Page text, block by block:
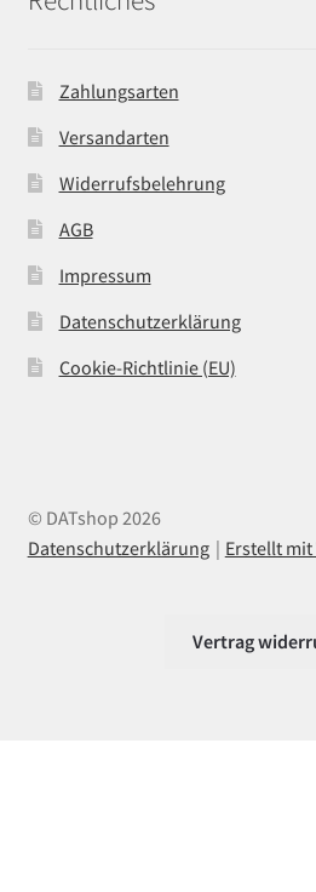
Zahlungsarten
Versandarten
Widerrufsbelehrung
AGB
Impressum
Datenschutzerklärung
Cookie-Richtlinie (EU)
© DATshop 2026
Datenschutzerklärung
Erstellt
Vertrag